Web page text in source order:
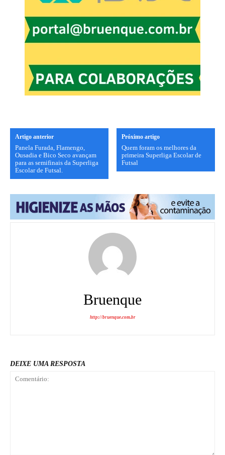
Artigo anterior
Panela Furada, Flamengo,
Ousadia e Bico Seco avançam
para as semifinais da Superliga
Escolar de Futsal.
Próximo artigo
Quem foram os melhores da
primeira Superliga Escolar de
Futsal
Bruenque
http://bruenque.com.br
DEIXE UMA RESPOSTA